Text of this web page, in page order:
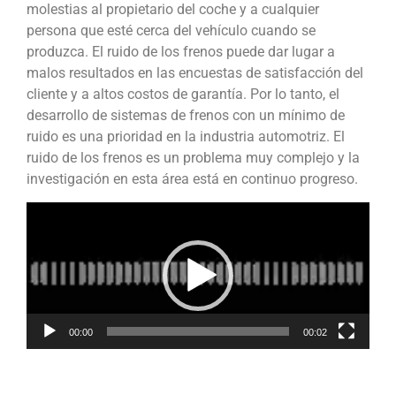
molestias al propietario del coche y a cualquier
persona que esté cerca del vehículo cuando se
produzca. El ruido de los frenos puede dar lugar a
malos resultados en las encuestas de satisfacción del
cliente y a altos costos de garantía. Por lo tanto, el
desarrollo de sistemas de frenos con un mínimo de
ruido es una prioridad en la industria automotriz. El
ruido de los frenos es un problema muy complejo y la
investigación en esta área está en continuo progreso.
00:00 00:02